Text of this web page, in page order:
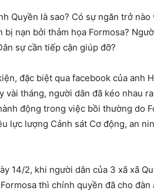
Quyền là sao? Có sự ngăn trở
bị nạn bởi thảm họa Formosa?
sự cần tiếp cận giúp đỡ?
đặc biệt qua facebook của anh
vài tháng, người dân đã kéo nhau
động trong việc bồi thường do
lực lượng Cảnh sát Cơ động, an
14/2, khi người dân của 3 xã xã
thì chính quyền đã cho